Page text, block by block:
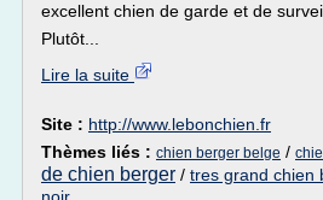
excellent chien de garde et de
Plutôt...
Lire la suite
Site : http://www.lebonchien.fr
Thèmes liés : chien berger belge /
de chien berger / tres grand chien